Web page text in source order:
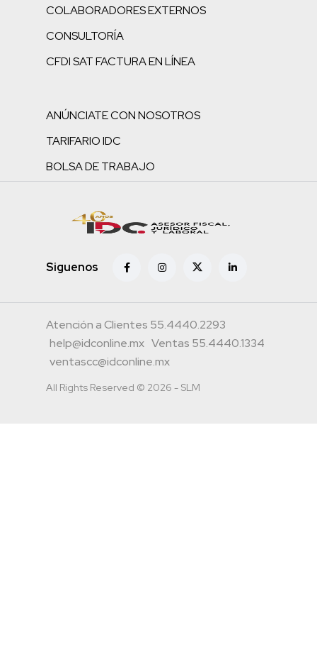
COLABORADORES EXTERNOS
CONSULTORÍA
CFDI SAT FACTURA EN LÍNEA
ANÚNCIATE CON NOSOTROS
TARIFARIO IDC
BOLSA DE TRABAJO
Siguenos
Atención a Clientes 55.4440.2293
help@idconline.mx Ventas 55.4440.1334
ventascc@idconline.mx
All Rights Reserved © 2026 - SLM